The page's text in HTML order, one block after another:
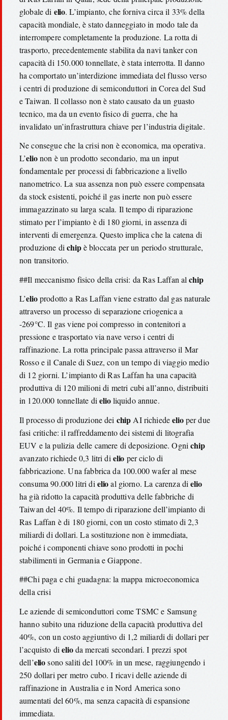
globale di elio. L’impianto, che forniva circa il 33% della
capacità mondiale, è stato danneggiato in modo tale da
interrompere completamente la produzione. La rotta di
trasporto, precedentemente stabilita da navi tanker con
capacità di 150.000 tonnellate, è stata interrotta. Il danno
ha comportato un’interdizione immediata del flusso verso
i centri di produzione di semiconduttori in Corea del Sud
e Taiwan. Il collasso non è stato causato da un guasto
tecnico, ma da un evento fisico di guerra, che ha
invalidato un’infrastruttura chiave per l’industria digitale.
Ne consegue che la crisi non è economica, ma operativa.
L’elionon è un prodotto secondario, ma un input
fondamentale per processi di fabbricazione a livello
nanometrico. La sua assenza non può essere compensata
da stock esistenti, poiché il gas inerte non può essere
immagazzinato su larga scala. Il tempo di riparazione
stimato per l’impianto è di 180 giorni, in assenza di
interventi di emergenza. Questo implica che la catena di
produzione dichipè bloccata per un periodo strutturale,
non transitorio.
##Il meccanismo fisico della crisi: da Ras Laffan alchip
L’elioprodotto a Ras Laffan viene estratto dal gas naturale
attraverso un processo di separazione criogenica a
-269°C. Il gas viene poi compresso in contenitori a
pressione e trasportato via nave verso i centri di
raffinazione. La rotta principale passa attraverso il Mar
Rosso e il Canale di Suez, con un tempo di viaggio medio
di 12 giorni. L’impianto di Ras Laffan ha una capacità
produttiva di 120 milioni di metri cubi all’anno, distribuiti
in 120.000 tonnellate dielioliquido annue.
Il processo di produzione dei chip AI richiedeelioper due
fasi critiche: il raffreddamento dei sistemi di litografia
EUV e la pulizia delle camere di deposizione. Ognichip
avanzato richiede 0,3 litri di elio per ciclo di
fabbricazione. Una fabbrica da 100.000 wafer al mese
consuma 90.000 litri di elioal giorno. La carenza dielio
ha già ridotto la capacità produttiva delle fabbriche di
Taiwan del 40%. Il tempo di riparazione dell’impianto di
Ras Laffan è di 180 giorni, con un costo stimato di 2,3
miliardi di dollari. La sostituzione non è immediata,
poiché i componenti chiave sono prodotti in pochi
stabilimenti in Germania e Giappone.
##Chi paga e chi guadagna: la mappa microeconomica
della crisi
Le aziende di semiconduttori come TSMC e Samsung
hanno subito una riduzione della capacità produttiva del
40%, con un costo aggiuntivo di 1,2 miliardi di dollari per
l’acquisto dielioda mercati secondari. I prezzi spot
dell’eliosono saliti del 100% in un mese, raggiungendo i
250 dollari per metro cubo. I ricavi delle aziende di
raffinazione in Australia e in Nord America sono
aumentati del 60%, ma senza capacità di espansione
immediata.